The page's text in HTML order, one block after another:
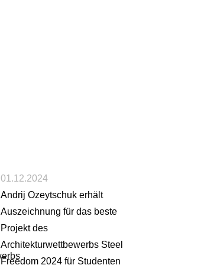
01.12.2024
Andrij Ozeytschuk erhält
Auszeichnung für das beste
Projekt des
Architekturwettbewerbs Steel
Freedom 2024 für Studenten